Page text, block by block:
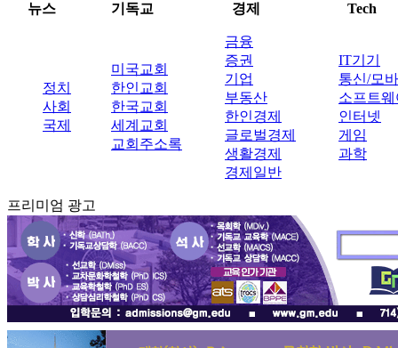
뉴스
기독교 경제 Tech
정치
사회
국제
미국교회
한인교회
한국교회
세계교회
교회주소록
금융
증권
기업
부동산
한인경제
글로벌경제
생활경제
경제일반
IT기기
통신/모
소프트웨
인터넷
게임
과학
프리미엄 광고